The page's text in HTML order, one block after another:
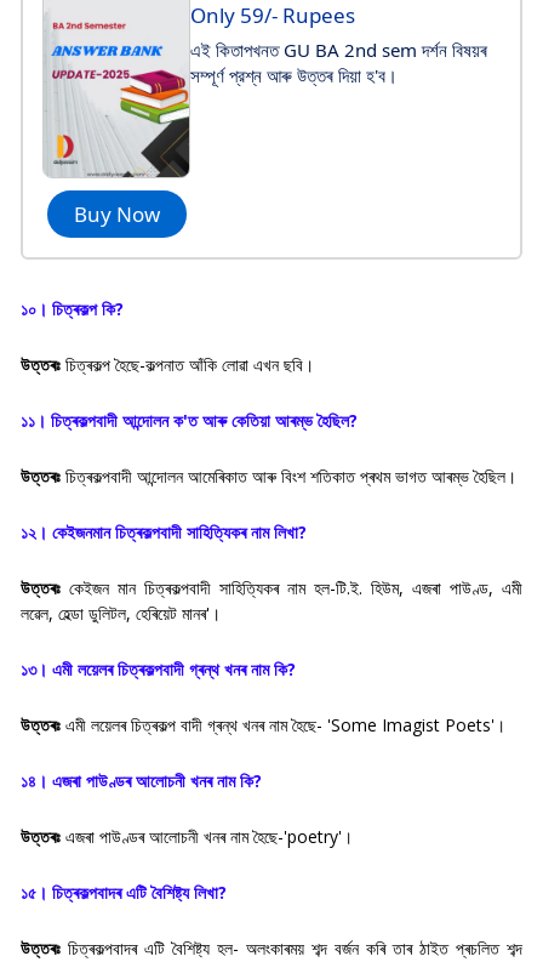
Buy Now
Only 59/- Rupees
এই কিতাপখনত GU BA 2nd sem দৰ্শন বিষয়ৰ
সম্পূর্ণ প্রশ্ন আৰু উত্তৰ দিয়া হ'ব।
১০। চিত্ৰকল্প কি?
উত্তৰঃ চিত্ৰকল্প হৈছে-কল্পনাত আঁকি লোৱা এখন ছবি।
১১। চিত্ৰকল্পবাদী আন্দোলন ক'ত আৰু কেতিয়া আৰম্ভ হৈছিল?
উত্তৰঃ চিত্ৰকল্পবাদী আন্দোলন আমেৰিকাত আৰু বিংশ শতিকাত প্ৰথম ভাগত আৰম্ভ হৈছিল।
১২। কেইজনমান চিত্ৰকল্পবাদী সাহিত্যিকৰ নাম লিখা?
উত্তৰঃ কেইজন মান চিত্ৰকল্পবাদী সাহিত্যিকৰ নাম হল-টি.ই. হিউম, এজৰা পাউণ্ড, এমী
লৱেল, হেল্ডা ডুলিটল, হেৰিয়েট মানৰ'।
১৩। এমী লয়েলৰ চিত্ৰকল্পবাদী গ্ৰন্থ খনৰ নাম কি?
উত্তৰঃ এমী লয়েলৰ চিত্ৰকল্প বাদী গ্ৰন্থ খনৰ নাম হৈছে- 'Some Imagist Poets'।
১৪। এজৰা পাউণ্ডৰ আলোচনী খনৰ নাম কি?
উত্তৰঃ এজৰা পাউণ্ডৰ আলোচনী খনৰ নাম হৈছে-'poetry'।
১৫। চিত্ৰকল্পবাদৰ এটি বৈশিষ্ট্য লিখা?
উত্তৰঃ চিত্ৰকল্পবাদৰ এটি বৈশিষ্ট্য হল- অলংকাৰময় শব্দ বৰ্জন কৰি তাৰ ঠাইত প্ৰচলিত শব্দ